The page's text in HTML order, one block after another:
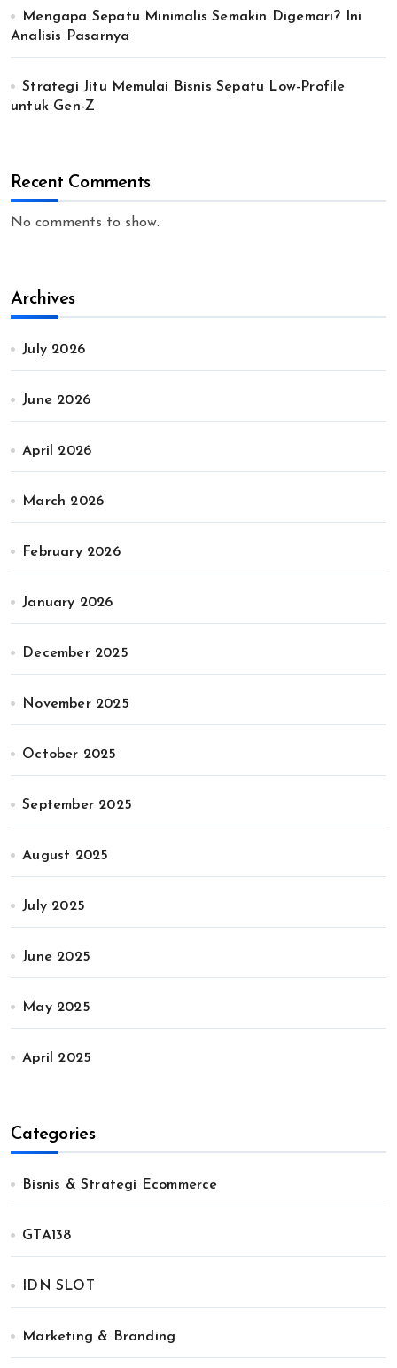
Mengapa Sepatu Minimalis Semakin Digemari? Ini
Analisis Pasarnya
Strategi Jitu Memulai Bisnis Sepatu Low-Profile
untuk Gen-Z
Recent Comments
No comments to show.
Archives
July 2026
June 2026
April 2026
March 2026
February 2026
January 2026
December 2025
November 2025
October 2025
September 2025
August 2025
July 2025
June 2025
May 2025
April 2025
Categories
Bisnis & Strategi Ecommerce
GTA138
IDN SLOT
Marketing & Branding